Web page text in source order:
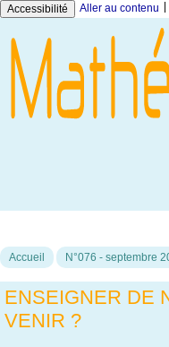
Accessibilité Aller au contenu
Accueil N°076 - septembre
ENSEIGNER DE
VENIR ?